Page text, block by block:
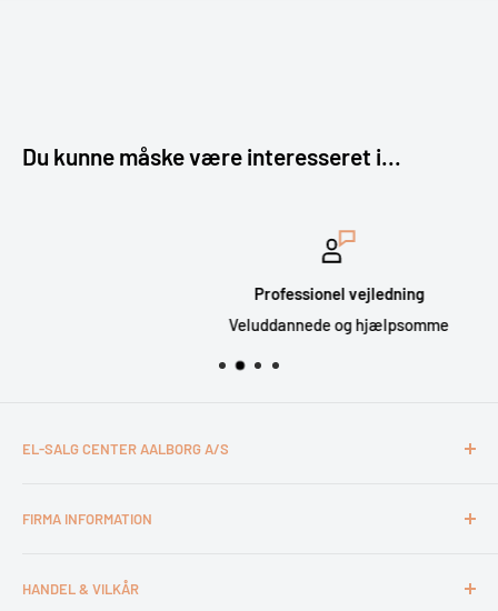
Du kunne måske være interesseret i...
Professionel vejledning
Veluddannede og hjælpsomme
EL-SALG CENTER AALBORG A/S
Otto Mønsteds Vej 6
Tlf. 98180011
FIRMA INFORMATION
Medarbejdere
HANDEL & VILKÅR